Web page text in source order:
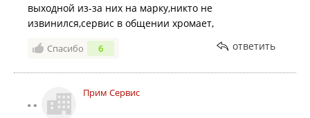
выходной из-за них на марку,никто не
извинился,сервис в общении хромает,
Спасибо 6 ответить
Прим Сервис